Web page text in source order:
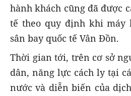
hành khách cũng đã được
tế theo quy định khi máy
sân bay quốc tế Vân Đồn.
Thời gian tới, trên cơ sở
dân, năng lực cách ly tại
nước và diễn biến của